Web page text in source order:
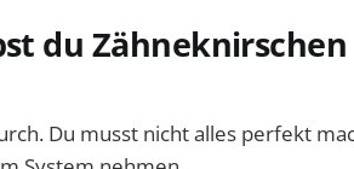
du
Du musst nicht alles perfekt